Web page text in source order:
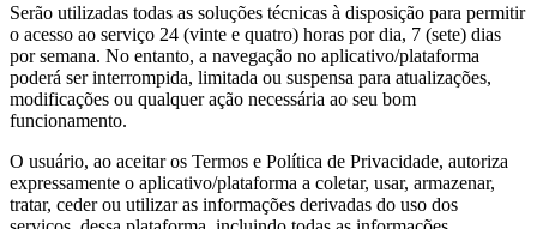
Serão utilizadas todas as soluções técnicas à disposição para permitir
o acesso ao serviço 24 (vinte e quatro) horas por dia, 7 (sete) dias
por semana. No entanto, a navegação no aplicativo/plataforma
poderá ser interrompida, limitada ou suspensa para atualizações,
modificações ou qualquer ação necessária ao seu bom
funcionamento.
O usuário, ao aceitar os Termos e Política de Privacidade, autoriza
expressamente o aplicativo/plataforma a coletar, usar, armazenar,
tratar, ceder ou utilizar as informações derivadas do uso dos